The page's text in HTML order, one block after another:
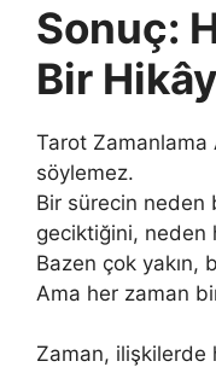
Sonuç:
Bir
Tarot Zamanlama
söylemez.
Bir sürecin neden
geciktiğini, neden
Bazen çok yakın,
Ama her zaman
Zaman, ilişkilerde